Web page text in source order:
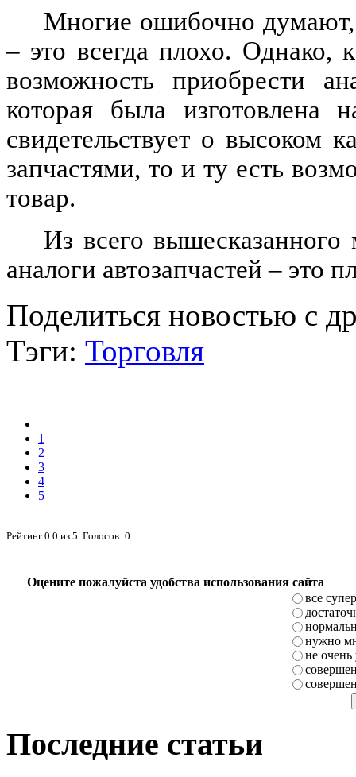
Многие ошибочно думают,
– это всегда плохо. Однако,
возможность приобрести
которая была
свидетельствует о высоком
запчастями, то и ту есть
товар.
Из всего
аналоги автозапчастей – это
Поделиться новостью с
Тэги: Торговля
1
2
3
4
5
Рейтинг 0.0 из 5 . Голосов: 0
Оцените пожалуйста удобства использования сайта
все супер
нужно
не очень
Последние статьи